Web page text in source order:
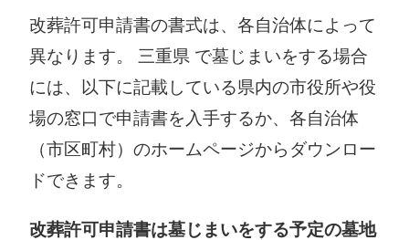
改葬許可申請書の書式は、各自治体によって
異なります。 三重県 で墓じまいをする場合
には、以下に記載している県内の市役所や役
場の窓口で申請書を入手するか、各自治体
（市区町村）のホームページからダウンロー
ドできます。
改葬許可申請書は墓じまいをする予定の墓地